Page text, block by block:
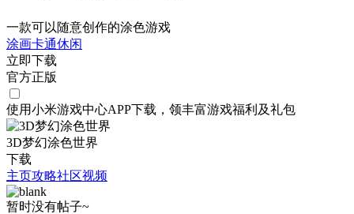
一款可以随意创作的涂色游戏
涂画卡通休闲
立即下载
官方正版
使用小米游戏中心APP下载 ，领丰富游戏福利 及礼包
3D梦幻涂色世界
下载
主页攻略社区视频
暂时没有帖子~